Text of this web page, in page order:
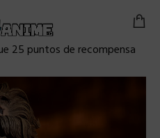
25 puntos de recompensa